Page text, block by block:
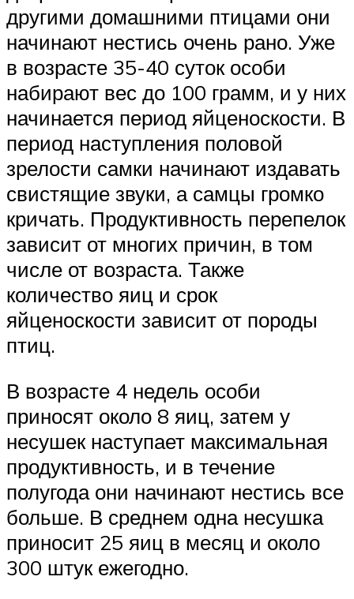
другими домашними птицами они
начинают нестись очень рано. Уже
в возрасте 35-40 суток особи
набирают вес до 100 грамм, и у них
начинается период яйценоскости. В
период наступления половой
зрелости самки начинают издавать
свистящие звуки, а самцы громко
кричать. Продуктивность перепелок
зависит от многих причин, в том
числе от возраста. Также
количество яиц и срок
яйценоскости зависит от породы
птиц.
В возрасте 4 недель особи
приносят около 8 яиц, затем у
несушек наступает максимальная
продуктивность, и в течение
полугода они начинают нестись все
больше. В среднем одна несушка
приносит 25 яиц в месяц и около
300 штук ежегодно.